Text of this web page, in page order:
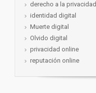
derecho a la privacidad
identidad digital
Muerte digital
Olvido digital
privacidad online
reputación online